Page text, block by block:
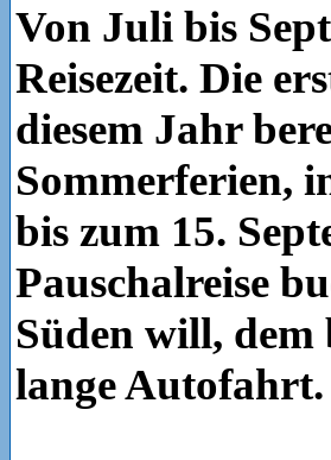
Von Juli bis
Reisezeit. Die
diesem Jahr
Sommerferien,
bis zum 15.
Pauschalreise
Süden will,
lange Autofahrt.